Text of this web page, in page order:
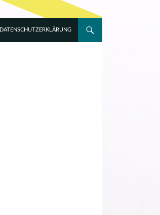
DATENSCHUTZERKLÄRUNG